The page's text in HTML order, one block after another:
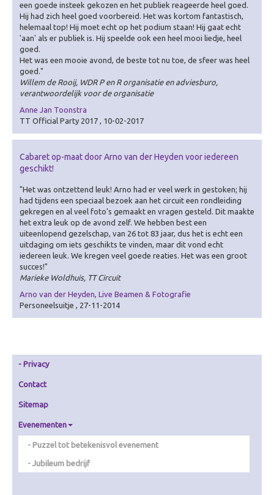
Ervaring creëren
Over Ervaring creëren
De Theater-wasstraat
Gamificatie
De (Bell)Butlers
Ontdek je plekje
Dagverwarming
Visualiseren
Over Visualiseren
Live Beamen & Fotografie
Sneltekenen
Animatie
Theater & Cabaret
Over Theater & Cabaret
Fake Speech
Leren & inspireren
Over Leren & inspireren
Theater Inc.
Workshops
Presentatie & Gesprek
Over Presentatie & Gesprek
een goede insteek gekozen en het publiek reageerde heel goed.
Hij had zich heel goed voorbereid. Het was kortom fantastisch,
helemaal top! Hij moet echt op het podium staan! Hij gaat echt
'aan' als er publiek is. Hij speelde ook een heel mooi liedje, heel
goed.
Het was een mooie avond, de beste tot nu toe, de sfeer was heel
goed."
Willem de Rooij, WDR P en R organisatie en adviesburo,
verantwoordelijk voor de organisatie
Anne Jan Toonstra
TT Official Party 2017 , 10-02-2017
Cabaret op-maat door Arno van der Heyden voor iedereen
geschikt!
"Het was ontzettend leuk! Arno had er veel werk in gestoken; hij
had tijdens een speciaal bezoek aan het circuit een rondleiding
gekregen en al veel foto's gemaakt en vragen gesteld. Dit maakte
het extra leuk op de avond zelf. We hebben best een
uiteenlopend gezelschap, van 26 tot 83 jaar, dus het is echt een
uitdaging om iets geschikts te vinden, maar dit vond echt
iedereen leuk. We kregen veel goede reaties. Het was een groot
succes!"
Marieke Woldhuis, TT Circuit
Arno van der Heyden, Live Beamen & Fotografie
Personeelsuitje , 27-11-2014
Privacy
Contact
Sitemap
Evenementen
Puzzel tot betekenisvol evenement
Jubileum bedrijf